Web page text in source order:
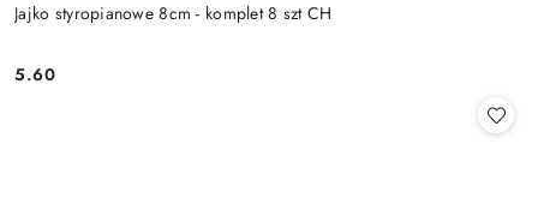
Jajko styropianowe 8cm - komplet 8 szt CH
Cena:
5.60